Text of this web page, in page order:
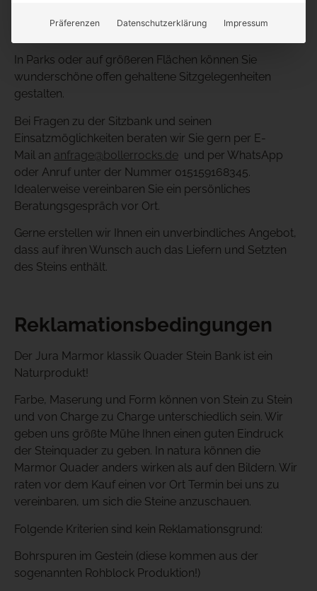
Zudem ist er eine attraktive Alternative zu Betonklötzen
In Parks oder auf größeren Flächen können Sie
wunderschöne offen gehaltene Sitzgelegenheiten
gestalten.
Bei Fragen zu der Sitzbank und seinen
Einsatzmöglichkeiten beraten wir Sie gern per E-
Mail an anfrage@bollerrocks.de und per WhatsApp
oder Anruf unter der Nummer 015159168345.
Idealerweise vereinbaren Sie ein persönliches
Beratungsgespräch vor Ort.
Gerne erstellen wir Ihnen ein unverbindliches Angebot,
dass auf ihren Wunsch auch das Liefern und Setzten
des Steins enthält.
Reklamationsbedingungen
Der Jura Marmor klassik Quader Stein Bank ist ein
Naturprodukt!
Farbe, Maserung und Form können von Stein zu Stein
und von Charge zu Charge unterschiedlich sein. Wir
geben uns größte Mühe Ihnen einen guten Eindruck
der Steinquader zu geben. In natura können die
Marmor Quader anders wirken als auf den Bildern. Wir
raten vor dem Kauf einen vor Ort Termin bei uns zu
vereinbaren, um sich die Steine anzuschauen.
Folgende Kriterien sind kein Reklamationsgrund:
Bohrspuren im Gestein (diese kommen aus der
sogenannten Rohblock Produktion!)
Präferenzen Datenschutzerklärung Impressum